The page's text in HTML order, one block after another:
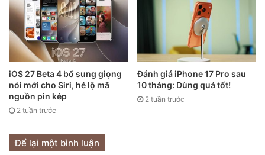
Ngoài ra, smartphone gập của Apple sẽ được trang bị chip
A16X hoặc có thể là A17, sản xuất trên tiến trình 3nm. Máy
sẽ có camera selfie nằm dưới màn hình, cùng khả năng hỗ
trợ kính thông minh Apple Glass cũng như các nội dung AR.
Điện thoại với màn hình có thể gập được dự đoán là xu
hướng trong thời gian tới. Riêng Apple từng nộp khá
nhiều sáng chế về smartphone gập, thậm chí có thông tin
iOS 27 Beta 4 bổ sung giọng
nói mới cho Siri, hé lộ mã
nguồn pin kép
2 tuần trước
Đánh giá iPhone 17 Pro sau
10 tháng: Dùng quá tốt!
2 tuần trước
Để lại một bình luận